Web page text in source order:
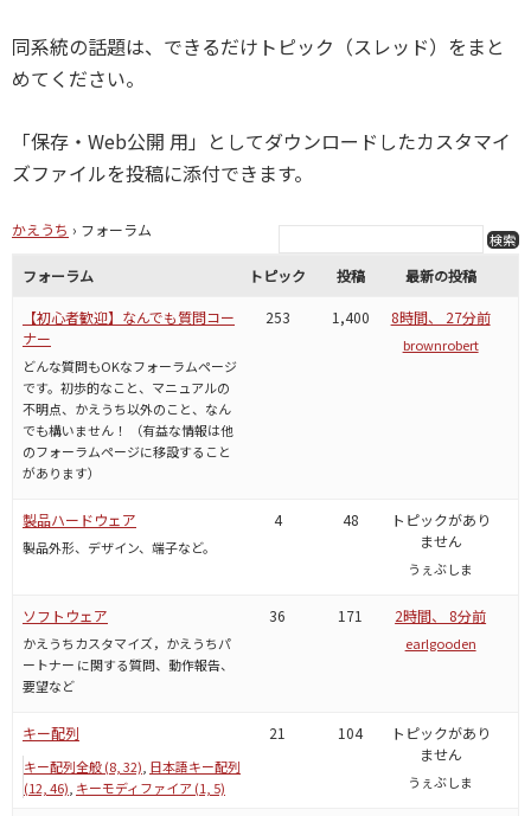
同系統の話題は、できるだけトピック（スレッド）をまと
めてください。
「保存・Web公開 用」としてダウンロードしたカスタマイ
ズファイルを投稿に添付できます。
かえうち › フォーラム
フォーラム トピック 投稿 最新の投稿
【初心者歓迎】なんでも質問コー
ナー
どんな質問もOKなフォーラムページ
です。初歩的なこと、マニュアルの
不明点、かえうち以外のこと、なん
でも構いません！ （有益な情報は他
のフォーラムページに移設すること
があります）
253 1,400 8時間、 27分前
brownrobert
製品ハードウェア
製品外形、デザイン、端子など。
4 48
トピックがあり
ません
うぇぶしま
ソフトウェア
かえうちカスタマイズ，かえうちパ
ートナー に関する質問、動作報告、
要望など
36 171 2時間、 8分前
earlgooden
キー配列
キー配列全般 (8, 32) 日本語キー配列
(12, 46) キーモディファイア (1, 5)
21 104
トピックがあり
ません
うぇぶしま